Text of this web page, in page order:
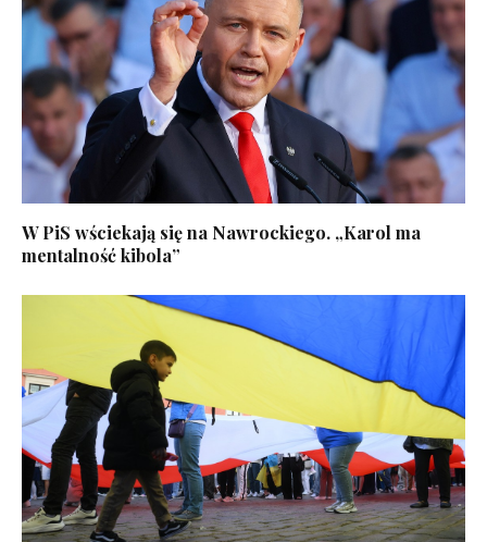
W PiS wściekają się na Nawrockiego. „Karol ma
mentalność kibola”